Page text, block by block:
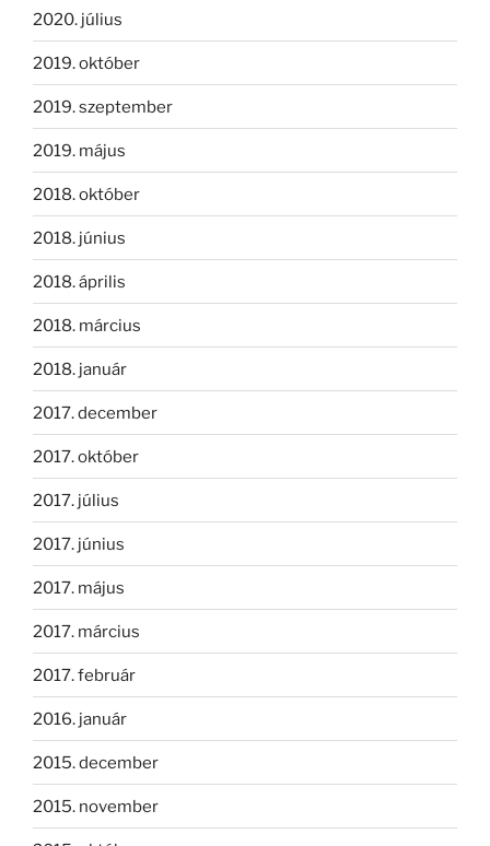
2020. július
2019. október
2019. szeptember
2019. május
2018. október
2018. június
2018. április
2018. március
2018. január
2017. december
2017. október
2017. július
2017. június
2017. május
2017. március
2017. február
2016. január
2015. december
2015. november